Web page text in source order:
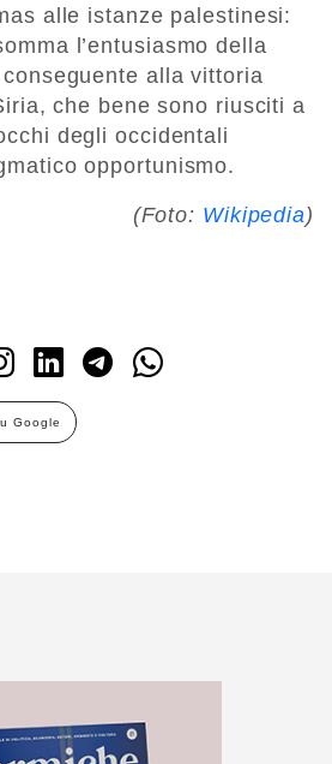
alle istanze palestinesi:
l’entusiasmo della
alla vittoria
che bene sono riusciti a
degli occidentali
opportunismo.
(Foto: Wikipedia)
Google